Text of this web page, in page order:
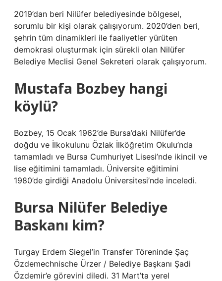
2019’dan beri Nilüfer belediyesinde bölgesel,
sorumlu bir kişi olarak çalışıyorum. 2020’den beri,
şehrin tüm dinamikleri ile faaliyetler yürüten
demokrasi oluşturmak için sürekli olan Nilüfer
Belediye Meclisi Genel Sekreteri olarak çalışıyorum.
Mustafa Bozbey hangi
köylü?
Bozbey, 15 Ocak 1962’de Bursa’daki Nilüfer’de
doğdu ve İlkokulunu Özlak İlköğretim Okulu’nda
tamamladı ve Bursa Cumhuriyet Lisesi’nde ikincil ve
lise eğitimini tamamladı. Üniversite eğitimini
1980’de girdiği Anadolu Üniversitesi’nde inceledi.
Bursa Nilüfer Belediye
Baskanı kim?
Turgay Erdem Siegel’in Transfer Töreninde Şaç
Özdemechnische Ürzer / Belediye Başkanı Şadi
Özdemir’e görevini diledi. 31 Mart’ta yerel